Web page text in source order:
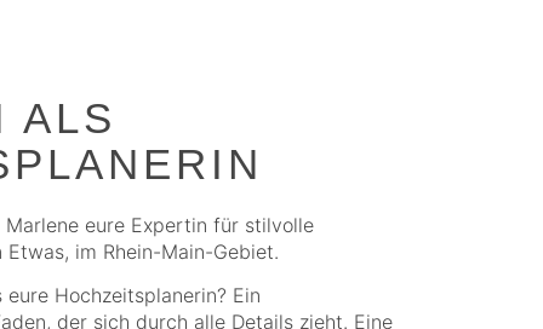
ALS
eure Expertin für stilvolle
im Rhein-Main-Gebiet.
Hochzeitsplanerin? Ein
der sich durch alle Details zieht. Eine